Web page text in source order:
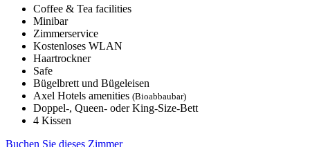
Coffee & Tea facilities
Minibar
Zimmerservice
Kostenloses WLAN
Haartrockner
Safe
Bügelbrett und Bügeleisen
Axel Hotels amenities (Bioabbaubar)
Doppel-, Queen- oder King-Size-Bett
4 Kissen
Buchen Sie dieses Zimmer